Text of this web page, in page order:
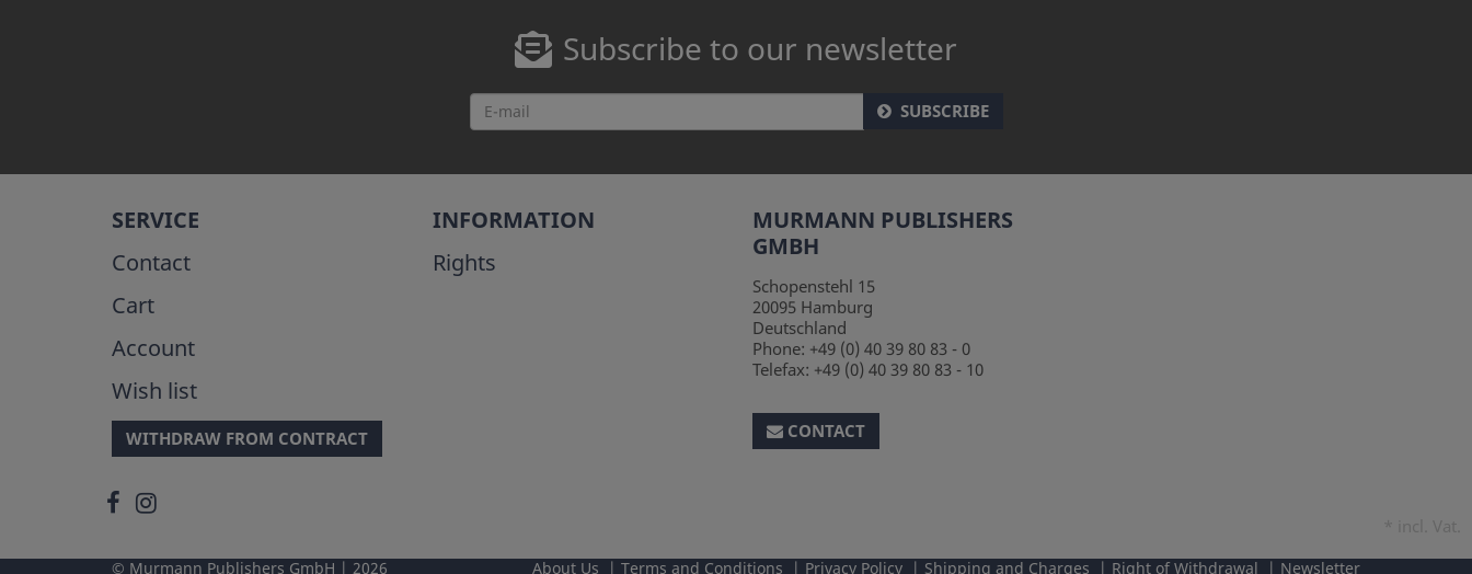
Subscribe to our newsletter
SUBSCRIBE
SERVICE
Contact
Cart
Account
Wish list
WITHDRAW FROM CONTRACT
INFORMATION
Rights
MURMANN PUBLISHERS
GMBH
Schopenstehl 15
20095 Hamburg
Deutschland
Phone: +49 (0) 40 39 80 83 - 0
Telefax: +49 (0) 40 39 80 83 - 10
CONTACT
Murmann Publishers GmbH 2026 About Us Terms and Conditions Privacy Policy Shipping and Charges Right of Withdrawal Newsletter